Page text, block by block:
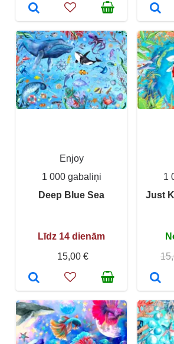
Enjoy
1 000 gabaliņi
Deep Blue Sea
Līdz 14 dienām
15,00 €
1
Just